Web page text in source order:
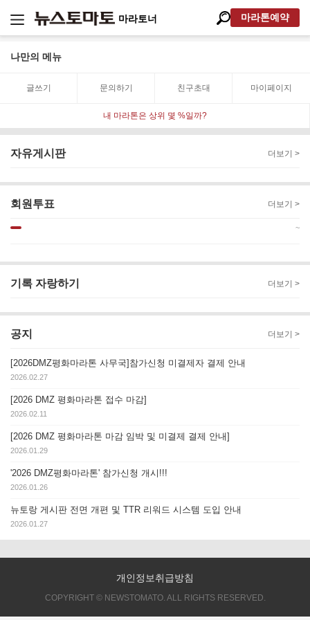
마라토너 마라톤예약
나만의 메뉴
글쓰기 문의하기 친구초대 마이페이지
내 마라톤은 상위 몇 %일까?
자유게시판 더보기 >
회원투표 더보기 >
~
기록 자랑하기 더보기 >
공지 더보기 >
[2026DMZ평화마라톤 사무국]참가신청 미결제자 결제 안내
2026.02.27
[2026 DMZ 평화마라톤 접수 마감]
2026.02.11
[2026 DMZ 평화마라톤 마감 임박 및 미결제 결제 안내]
2026.01.29
'2026 DMZ평화마라톤' 참가신청 개시!!!
2026.01.26
뉴토랑 게시판 전면 개편 및 TTR 리워드 시스템 도입 안내
2026.01.27
개인정보취급방침
COPYRIGHT © NEWSTOMATO. ALL RIGHTS RESERVED.